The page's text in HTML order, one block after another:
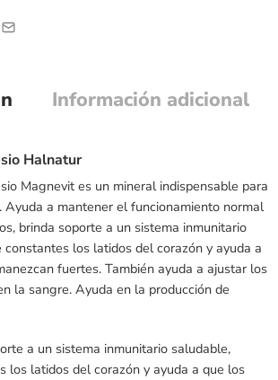
Información adicional
Halnatur
Magnevit es un mineral indispensable para
Ayuda a mantener el funcionamiento normal
brinda soporte a un sistema inmunitario
constantes los latidos del corazón y ayuda a
fuertes. También ayuda a ajustar los
la sangre. Ayuda en la producción de
a un sistema inmunitario saludable,
los latidos del corazón y ayuda a que los